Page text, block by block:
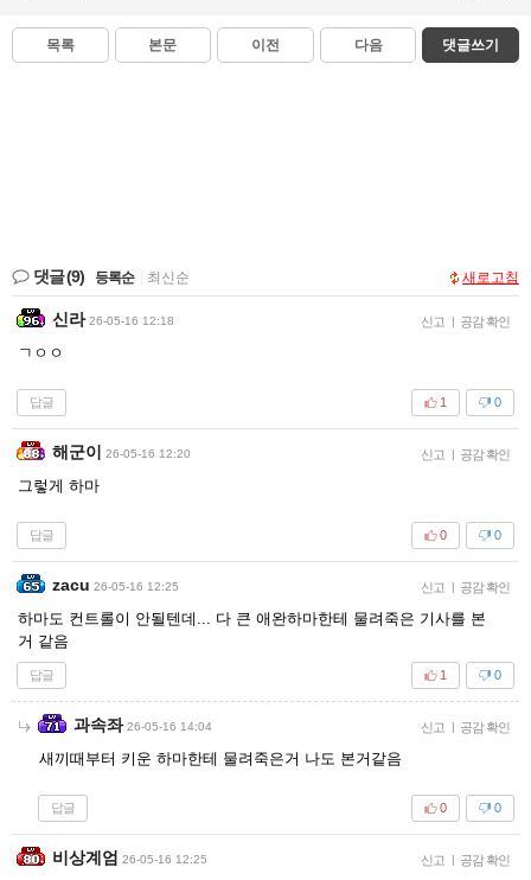
목록 본문 이전 다음 댓글쓰기
댓글(9) 등록순 최신순 새로고침
신라 26-05-16 12:18 신고 | 공감 확인
ㄱㅇㅇ
답글 0
1
해군이 26-05-16 12:20 신고 | 공감 확인
그렇게 하마
답글 0
0
zacu 26-05-16 12:25 신고 | 공감 확인
하마도 컨트롤이 안될텐데... 다 큰 애완하마한테 물려죽은 기사를 본
거 같음
답글 0
1
과속좌 26-05-16 14:04 신고 | 공감 확인
새끼때부터 키운 하마한테 물려죽은거 나도 본거같음
답글 0
0
비상계엄 26-05-16 12:25 신고 | 공감 확인